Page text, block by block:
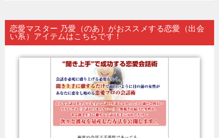
恋愛マスター 乃愛（のあ）がおススメする恋愛（出会
い系）アイテムはこちらです！